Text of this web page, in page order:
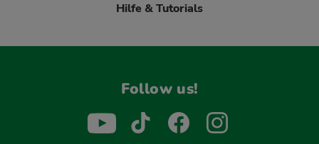
Hilfe & Tutorials
Follow us!